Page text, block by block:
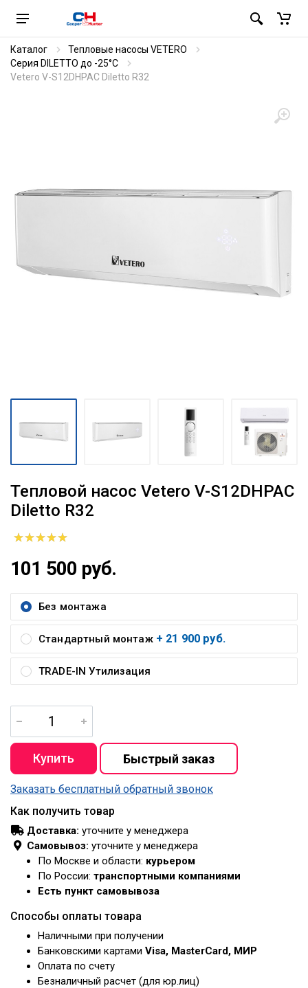
Каталог
Тепловые насосы VETERO
Серия DILETTO до -25°C
Vetero V-S12DHPAC Diletto R32
Тепловой насос Vetero V-S12DHPAC
Diletto R32
101 500 руб.
Без монтажа
Стандартный монтаж + 21 900 руб.
TRADE-IN Утилизация
Заказать бесплатный обратный звонок
Как получить товар
Доставка: уточните у менеджера
Самовывоз: уточните у менеджера
По Москве и области: курьером
По России: транспортными компаниями
Есть пункт самовывоза
Способы оплаты товара
Наличными при получении
Банковскими картами Visa, MasterCard, МИР
Оплата по счету
Безналичный расчет (для юр.лиц)